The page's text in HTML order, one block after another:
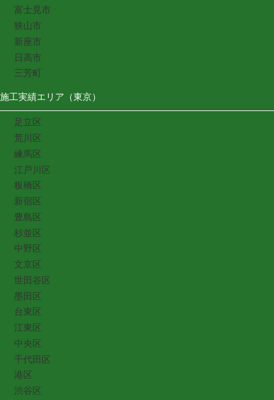
富士見市
狭山市
新座市
日高市
三芳町
施工実績エリア（東京）
足立区
荒川区
練馬区
江戸川区
板橋区
新宿区
豊島区
杉並区
中野区
文京区
世田谷区
墨田区
台東区
江東区
中央区
千代田区
港区
渋谷区